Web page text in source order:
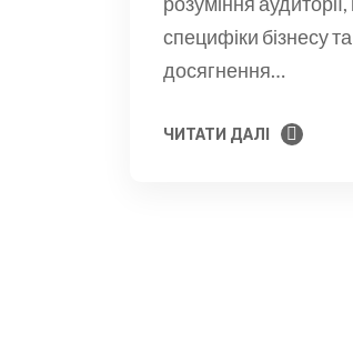
специфіки бізнесу
досягнення…
ЧИТАТИ ДАЛІ